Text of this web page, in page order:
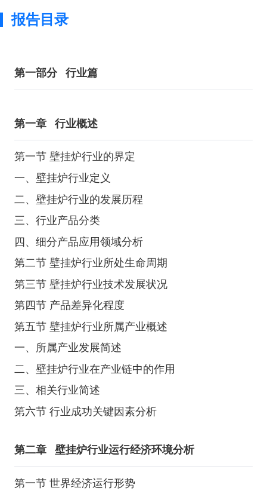
报告目录
第一部分 行业篇
第一章 行业概述
第一节 壁挂炉行业的界定
一、壁挂炉行业定义
二、壁挂炉行业的发展历程
三、行业产品分类
四、细分产品应用领域分析
第二节 壁挂炉行业所处生命周期
第三节 壁挂炉行业技术发展状况
第四节 产品差异化程度
第五节 壁挂炉行业所属产业概述
一、所属产业发展简述
二、壁挂炉行业在产业链中的作用
三、相关行业简述
第六节 行业成功关键因素分析
第二章 壁挂炉行业运行经济环境分析
第一节 世界经济运行形势